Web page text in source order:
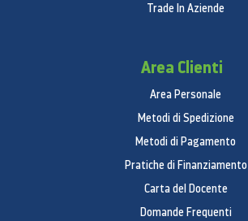
Trade In Aziende
Area Clienti
Area Personale
Metodi di Spedizione
Metodi di Pagamento
Pratiche di Finanziamento
Carta del Docente
Domande Frequenti